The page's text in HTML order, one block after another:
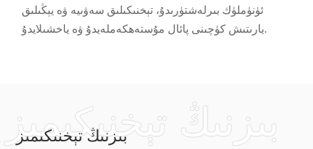
ئۈنۈملۈك بىرلەشتۈرىدۇ، تېخنىكىلىق سەۋىيە ۋە يېڭىلىق
يارىتىش كۈچىنى پائال مۇستەھكەملەيدۇ ۋە ياخشىلايدۇ.
بىزنىڭ تېخنىكىمىز
بىزنىڭ تېخنىكىمىز